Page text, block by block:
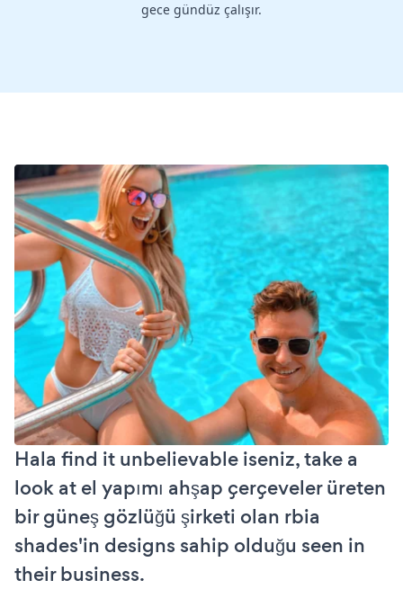
gece gündüz çalışır.
Hala find it unbelievable iseniz, take a
look at el yapımı ahşap çerçeveler üreten
bir güneş gözlüğü şirketi olan rbia
shades'in designs sahip olduğu seen in
their business.